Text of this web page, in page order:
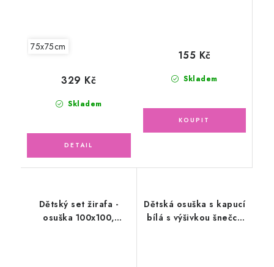
75x75cm
Skladem
329 Kč Skladem
155 Kč
Dětský set žirafa -
osuška 100x100,
Dětská osuška s kapucí
bílá s výšivkou šnečci,